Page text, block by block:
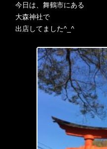
c
e
b
i
t
t
r
n
n
e
e
s
t
今日は、舞鶴市にある
大森神社で
出店してました^_^